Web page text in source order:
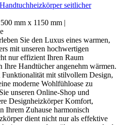
seitlicher
500 mm x 1150 mm |
Sie den Luxus eines warmen,
mit unseren hochwertigen
nur effizient Ihren Raum
Ihre Handtücher angenehm wärmen.
mit stilvollem Design,
moderne Wohlfühloase zu
unseren Online-Shop und
Designheizkörper Komfort,
Ihrem Zuhause harmonisch
dient nicht nur als effektive